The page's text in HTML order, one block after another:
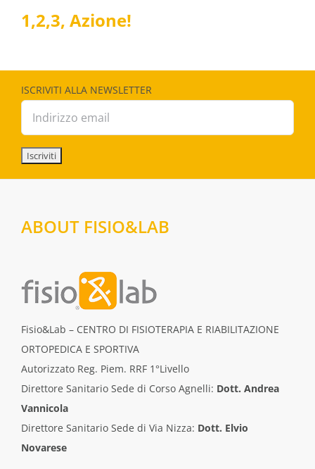
1,2,3, Azione!
ISCRIVITI ALLA NEWSLETTER
ABOUT FISIO&LAB
Fisio&Lab – CENTRO DI FISIOTERAPIA E RIABILITAZIONE
ORTOPEDICA E SPORTIVA
Autorizzato Reg. Piem. RRF 1°Livello
Direttore Sanitario Sede di Corso Agnelli: Dott. Andrea
Vannicola
Direttore Sanitario Sede di Via Nizza: Dott. Elvio
Novarese